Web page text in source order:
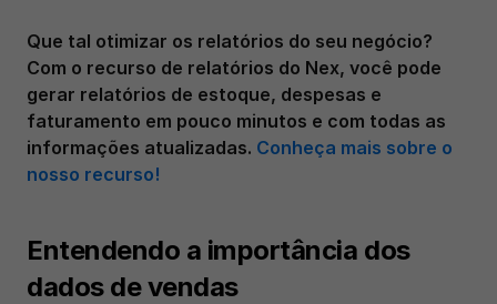
Que tal otimizar os relatórios do seu negócio?
Com o recurso de relatórios do Nex, você pode
gerar relatórios de estoque, despesas e
faturamento em pouco minutos e com todas as
informações atualizadas. Conheça mais sobre o
nosso recurso!
Entendendo a importância dos
dados de vendas